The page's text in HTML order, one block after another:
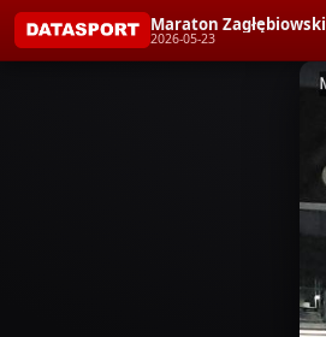
Maraton Zagłębiowski
2026-05-23